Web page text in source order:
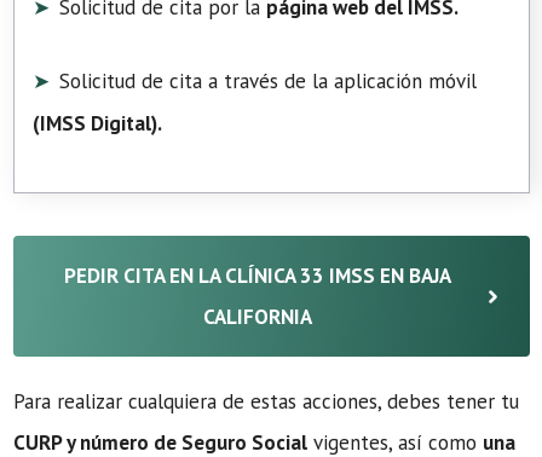
Solicitud de cita por la página web del IMSS.
Solicitud de cita a través de la aplicación móvil
(IMSS Digital).
PEDIR CITA EN LA CLÍNICA 33 IMSS EN BAJA
CALIFORNIA
Para realizar cualquiera de estas acciones, debes tener tu
CURP y número de Seguro Social vigentes, así como una